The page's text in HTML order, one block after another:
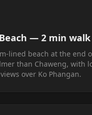
— 2 min walk
lined beach at the end
than Chaweng, with
over Ko Phangan.